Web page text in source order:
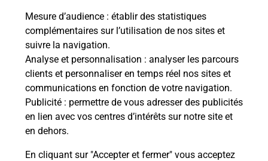
Mesure d’audience : établir des statistiques
complémentaires sur l’utilisation de nos sites et
suivre la navigation.
Analyse et personnalisation : analyser les parcours
clients et personnaliser en temps réel nos sites et
communications en fonction de votre navigation.
Publicité : permettre de vous adresser des publicités
en lien avec vos centres d’intérêts sur notre site et
en dehors.
En cliquant sur "Accepter et fermer" vous acceptez
Comment La Poste participe-t-elle
à votre sécurité au quotidien ?
Puis-je passer mon code de la route
avec La Poste et sous quelles
conditions ?